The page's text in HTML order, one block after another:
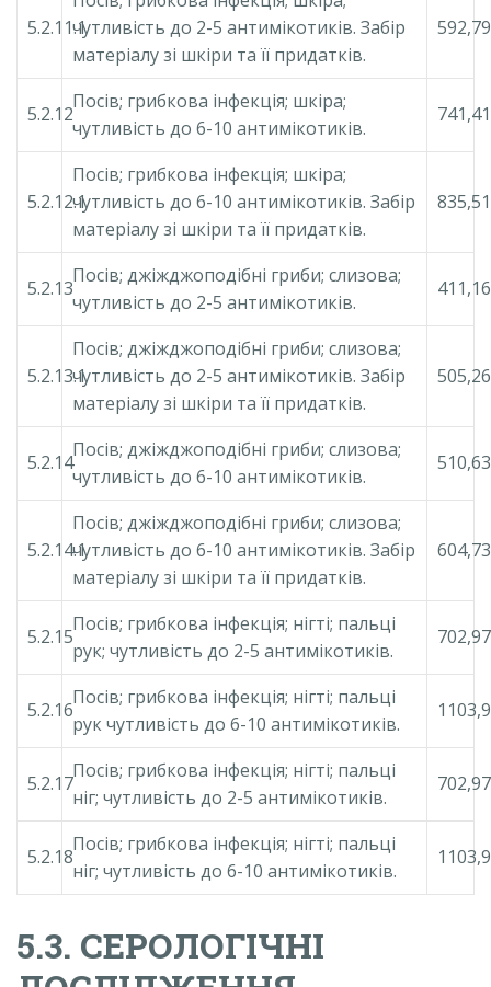
5.2.11.1чутливість до 2-5 антимікотиків. Забір
матеріалу зі шкіри та її придатків.
592,79
5.2.12
Посів; грибкова інфекція; шкіра;
чутливість до 6-10 антимікотиків.
741,41
5.2.12.1
Посів; грибкова інфекція; шкіра;
чутливість до 6-10 антимікотиків. Забір
матеріалу зі шкіри та її придатків.
835,51
5.2.13
Посів; джіжджоподібні гриби; слизова;
чутливість до 2-5 антимікотиків.
411,16
5.2.13.1
Посів; джіжджоподібні гриби; слизова;
чутливість до 2-5 антимікотиків. Забір
матеріалу зі шкіри та її придатків.
505,26
5.2.14
Посів; джіжджоподібні гриби; слизова;
чутливість до 6-10 антимікотиків.
510,63
5.2.14.1
Посів; джіжджоподібні гриби; слизова;
чутливість до 6-10 антимікотиків. Забір
матеріалу зі шкіри та її придатків.
604,73
5.2.15
Посів; грибкова інфекція; нігті; пальці
рук; чутливість до 2-5 антимікотиків.
702,97
5.2.16
Посів; грибкова інфекція; нігті; пальці
рук чутливість до 6-10 антимікотиків.
5.2.17
Посів; грибкова інфекція; нігті; пальці
ніг; чутливість до 2-5 антимікотиків.
702,97
5.2.18
Посів; грибкова інфекція; нігті; пальці
ніг; чутливість до 6-10 антимікотиків.
5.3. СЕРОЛОГІЧНІ